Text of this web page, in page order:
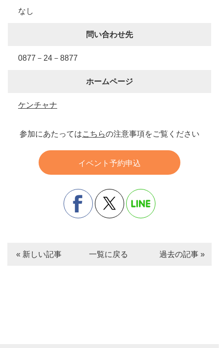
なし
問い合わせ先
0877－24－8877
ホームページ
ケンチャナ
参加にあたってはこちらの注意事項をご覧ください
イベント予約申込
« 新しい記事 一覧に戻る 過去の記事 »